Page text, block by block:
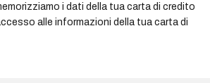
i dati della tua carta di credito
alle informazioni della tua carta di